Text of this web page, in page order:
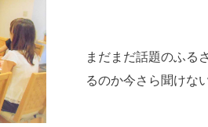
まだまだ話題のふる
るのか今さら聞けな